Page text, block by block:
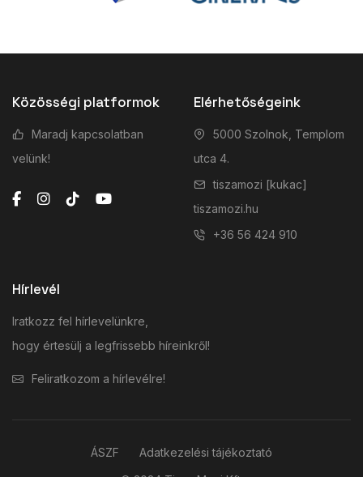
Közösségi platformok
Maradj kapcsolatban
velünk!
Elérhetőségeink
5000 Szolnok, Templom
utca 4.
tiszamozi [kukac]
tiszamozi.hu
+36 56 424 910
Hírlevél
Iratkozz fel hírlevelünkre,
hogy értesülj a legfrissebb híreinkről!
Feliratkozom a hírlevélre!
ÁSZF Adatkezelési tájékoztató